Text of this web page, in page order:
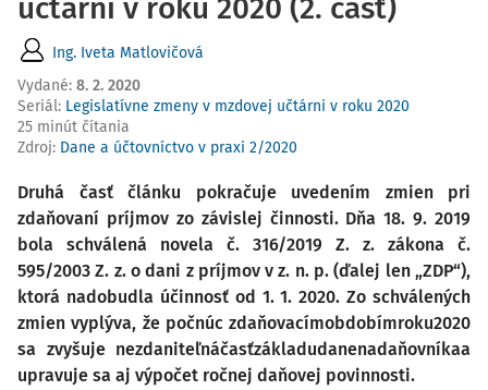
učtárni v roku 2020 (2. časť)
Ing. Iveta Matlovičová
Vydané: 8. 2. 2020
Seriál: Legislatívne zmeny v mzdovej učtárni v roku 2020
25 minút čítania
Zdroj: Dane a účtovníctvo v praxi 2/2020
Druhá časť článku pokračuje uvedením zmien pri
zdaňovaní príjmov zo závislej činnosti. Dňa 18. 9. 2019
bola schválená novela č. 316/2019 Z. z. zákona č.
595/2003 Z. z. o dani z príjmov v z. n. p. (ďalej len „ZDP“),
ktorá nadobudla účinnosť od 1. 1. 2020. Zo schválených
zmien vyplýva, že počnúc zdaňovacímobdobímroku2020
sa zvyšuje nezdaniteľnáčasťzákladudanenadaňovníkaa
upravuje sa aj výpočet ročnej daňovej povinnosti.